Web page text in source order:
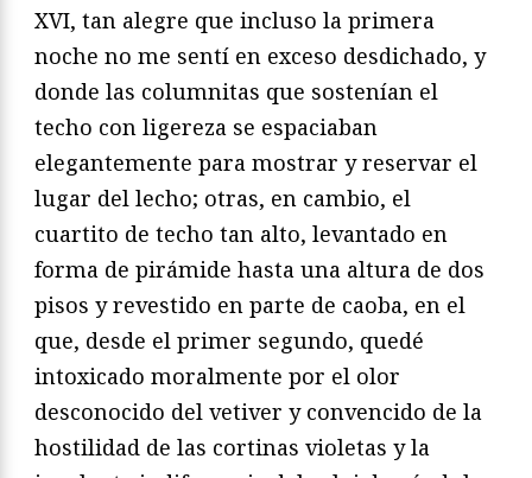
XVI, tan alegre que incluso la primera
noche no me sentí en exceso desdichado, y
donde las columnitas que sostenían el
techo con ligereza se espaciaban
elegantemente para mostrar y reservar el
lugar del lecho; otras, en cambio, el
cuartito de techo tan alto, levantado en
forma de pirámide hasta una altura de dos
pisos y revestido en parte de caoba, en el
que, desde el primer segundo, quedé
intoxicado moralmente por el olor
desconocido del vetiver y convencido de la
hostilidad de las cortinas violetas y la